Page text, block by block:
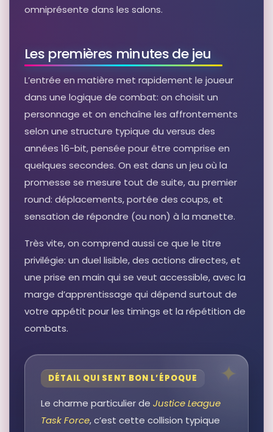
omniprésente dans les salons.
Les premières minutes de jeu
L’entrée en matière met rapidement le joueur
dans une logique de combat: on choisit un
personnage et on enchaîne les affrontements
selon une structure typique du versus des
années 16-bit, pensée pour être comprise en
quelques secondes. On est dans un jeu où la
promesse se mesure tout de suite, au premier
round: déplacements, portée des coups, et
sensation de répondre (ou non) à la manette.
Très vite, on comprend aussi ce que le titre
privilégie: un duel lisible, des actions directes, et
une prise en main qui se veut accessible, avec la
marge d’apprentissage qui dépend surtout de
votre appétit pour les timings et la répétition de
combats.
DÉTAIL QUI SENT BON L’ÉPOQUE
Le charme particulier de Justice League
Task Force, c’est cette collision typique